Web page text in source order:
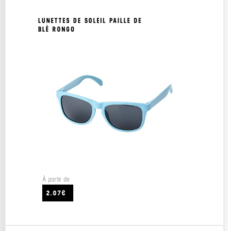
LUNETTES DE SOLEIL PAILLE DE
BLÉ RONGO
À partir de
2.07€